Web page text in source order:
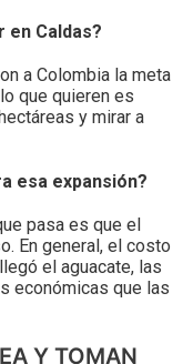
en Caldas?
a Colombia la meta
que quieren es
y mirar a
esa expansión?
pasa es que el
En general, el costo
el aguacate, las
económicas que las
Y TOMAN